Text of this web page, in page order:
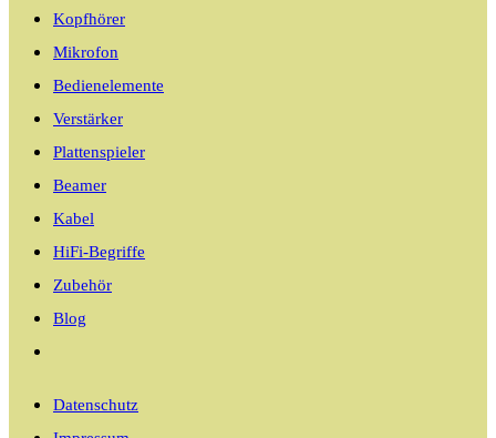
Kopfhörer
Mikrofon
Bedienelemente
Verstärker
Plattenspieler
Beamer
Kabel
HiFi-Begriffe
Zubehör
Blog
umschalten
Datenschutz